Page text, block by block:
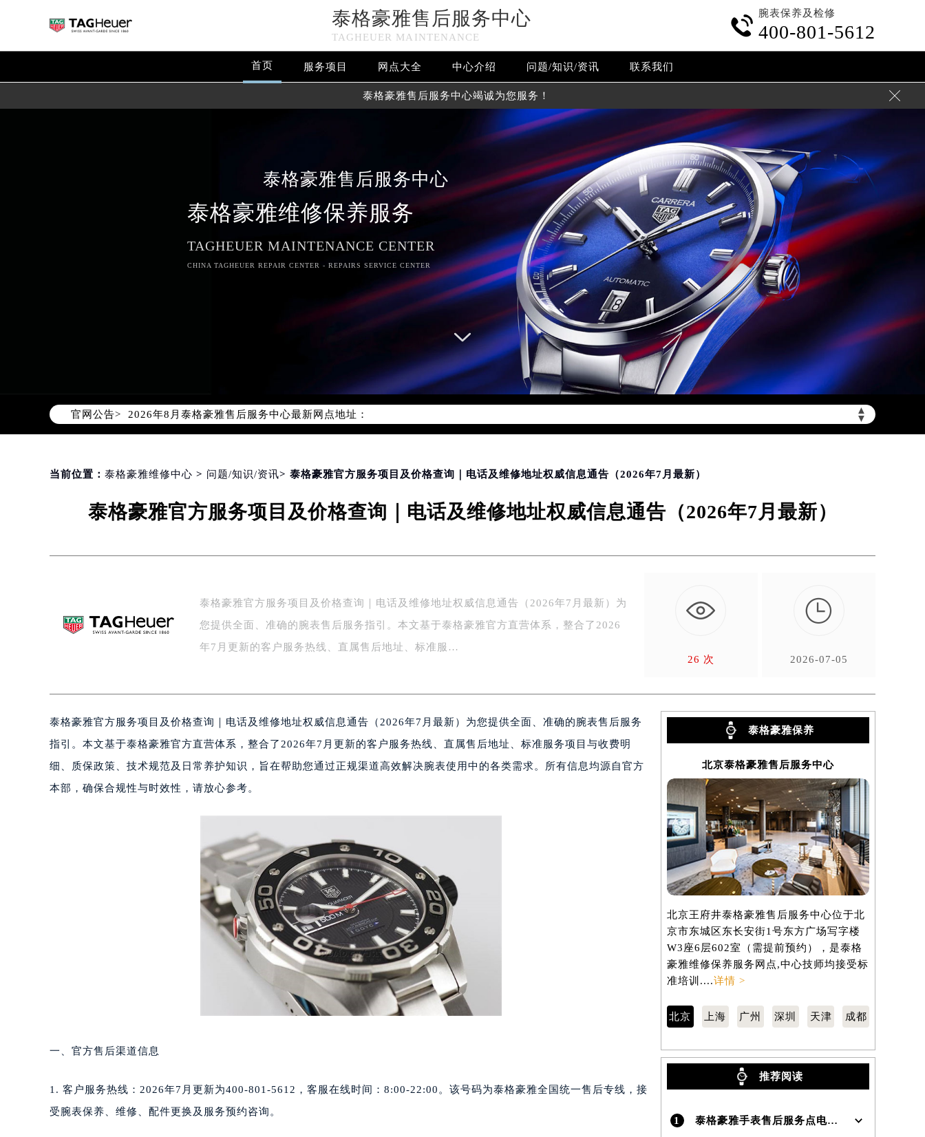
泰格豪雅售后服务中心
TAGHEUER MAINTENANCE

腕表保养及检修
400-801-5612
首页 服务项目 网点大全 中心介绍 问题/知识/资讯 联系我们
泰格豪雅售后服务中心竭诚为您服务！ 
泰格豪雅售后服务中心
泰格豪雅维修保养服务
TAGHEUER MAINTENANCE CENTER
CHINA TAGHEUER REPAIR CENTER - REPAIRS SERVICE CENTER
官网公告> ▲
▼
2026年8月泰格豪雅全国官方售后客户服务热线：400-801-5612
泰格豪雅官方全国统一服务热线400-801-5612，服务覆盖中国大陆、香港、澳门、台湾全部区域（非大陆需加拨“+86”）
2026年8月泰格豪雅售后服务中心最新网点地址：
北京市朝阳区建国门外大街甲6号华熙国际中心写字楼D座11层1102室（北京总部）（需提前预约）
北京市东城区东长安街1号东方广场写字楼W3座6层602室（需提前预约）
上海市徐汇区虹桥路3号港汇中心写字楼2座37层3705室（需提前预约）
南京市秦淮区中山南路1号（新街口）南京中心写字楼22层C1-1室（需提前预约）
泰州市海陵区永定东路399号置地商务中心东塔写字楼（华润万象城）17层1706室（需提前预约）
宁波市江北区大闸南路500号来福士广场办公楼20层2009室（需提前预约）
杭州市上城区钱江路1366号华润大厦写字楼A座5层503-5室（需提前预约）
南昌市红谷滩新区红谷中大道998号绿地双子塔（中央广场）A1座办公楼14层07室（需提前预约）
济南市历下区经十路11111号华润中心写字楼（万象城）15层1508室（需提前预约）
广州市天河区天河路230号万菱汇国际中心写字楼A塔7层704室（需提前预约）
广州市越秀区环市东路371-375号世界贸易中心大厦南塔写字楼15层07室（需提前预约）
惠州市惠城区江北文昌一路7号华贸大厦写字楼1座30层05室（需提前预约）
厦门市思明区湖滨东路95号华润大厦写字楼B座11层1104室（需提前预约）
福州市鼓楼区五四路128-1号恒力城写字楼15层03室（需提前预约）
成都市锦江区人民东路6号SAC东原中心写字楼24层2406B室（需提前预约）
重庆市江北区观音桥步行街2号融恒时代广场写字楼9层902室（需提前预约）
长沙市芙蓉区定王台街道建湘路393号世茂环球金融中心写字楼（芙蓉广场）10层13室（需提前预约）
郑州市二七区铭功路10号华润大厦写字楼29层2905室（需提前预约）
太原市迎泽区解放路15号亨得利名表服务中心（品牌授权店）3层整层（需提前预约）
沈阳市沈河区中街路137号亨得利名表服务中心（品牌授权店）1层整层（需提前预约）
沈阳市沈河区中街路83号亨得利名表服务中心（品牌授权店）1层整层（需提前预约）
乌鲁木齐市天山区红山路26号时代广场（CCMALL）C座17层17-B（需提前预约）
哈尔滨市道里区友谊西路600号富力中心T2座写字楼29层03室（需提前预约）
佛山市禅城区季华五路57号万科金融中心C座12层1205室（需提前预约）
东莞市东城街道鸿福东路1号民盈国贸中心T1写字楼9层907室（需提前预约）
当前位置： 泰格豪雅维修中心 > 问题/知识/资讯> 泰格豪雅官方服务项目及价格查询｜电话及维修地址权威信息通告（2026年7月最新）
泰格豪雅官方服务项目及价格查询｜电话及维修地址权威信息通告（2026年7月最新）
泰格豪雅官方服务项目及价格查询｜电话及维修地址权威信息通告（2026年7月最新）为
您提供全面、准确的腕表售后服务指引。本文基于泰格豪雅官方直营体系，整合了2026
年7月更新的客户服务热线、直属售后地址、标准服…
26 次

2026-07-05
泰格豪雅官方服务项目及价格查询｜电话及维修地址权威信息通告（2026年7月最新）为您提供全面、准确的腕表售后服务
指引。本文基于泰格豪雅官方直营体系，整合了2026年7月更新的客户服务热线、直属售后地址、标准服务项目与收费明
细、质保政策、技术规范及日常养护知识，旨在帮助您通过正规渠道高效解决腕表使用中的各类需求。所有信息均源自官方
本部，确保合规性与时效性，请放心参考。
一、官方售后渠道信息
1. 客户服务热线：2026年7月更新为400-801-5612，客服在线时间：8:00-22:00。该号码为泰格豪雅全国统一售后专线，接
受腕表保养、维修、配件更换及服务预约咨询。
泰格豪雅保养
北京泰格豪雅售后服务中心
北京王府井泰格豪雅售后服务中心位于北
京市东城区东长安街1号东方广场写字楼
W3座6层602室（需提前预约），是泰格
豪雅维修保养服务网点,中心技师均接受标
准培训....详情 >
北京 上海 广州 深圳 天津 成都
推荐阅读
1 泰格豪雅手表售后服务点电话是多少？